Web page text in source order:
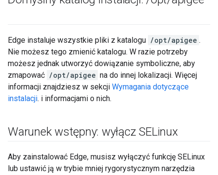
Edge instaluje wszystkie pliki z katalogu /opt/apigee .
Nie możesz tego zmienić katalogu. W razie potrzeby
możesz jednak utworzyć dowiązanie symboliczne, aby
zmapować /opt/apigee na do innej lokalizacji. Więcej
informacji znajdziesz w sekcji Wymagania dotyczące
instalacji. i informacjami o nich.
Warunek wstępny: wyłącz SELinux
Aby zainstalować Edge, musisz wyłączyć funkcję SELinux
lub ustawić ją w trybie mniej rygorystycznym narzędzia